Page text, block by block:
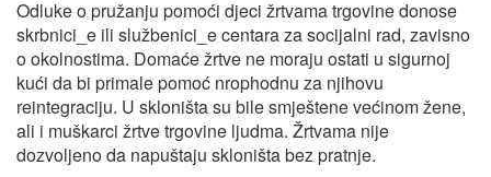
Odluke o pružanju pomoći djeci žrtvama trgovine donose
skrbnici_e ili službenici_e centara za socijalni rad, zavisno
o okolnostima. Domaće žrtve ne moraju ostati u sigurnoj
kući da bi primale pomoć nrophodnu za njihovu
reintegraciju. U skloništa su bile smještene većinom žene,
ali i muškarci žrtve trgovine ljudma. Žrtvama nije
dozvoljeno da napuštaju skloništa bez pratnje.